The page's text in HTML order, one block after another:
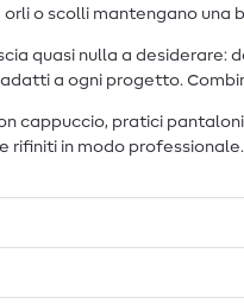
o scolli mantengano una
quasi nulla a
a ogni progetto.
cappuccio, pratici
in modo professionale.